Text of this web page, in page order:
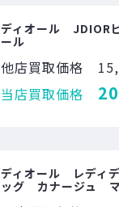
ディオール JDIOR
ール
他店買取価格
当店買取価格
ディオール レディ
ッグ カナージュ マ